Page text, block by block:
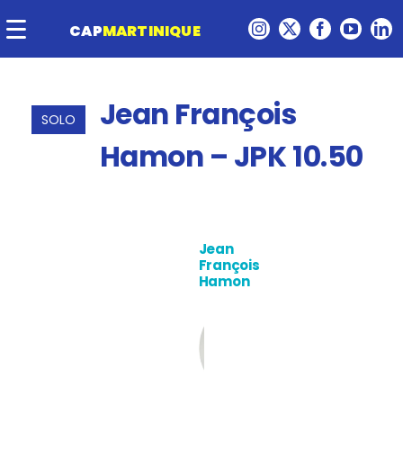
au
CAPMARTINIQUE
SOLO
Jean François
Hamon – JPK 10.50
Jean
François
Hamon